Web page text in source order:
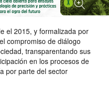
el 2015, y formalizada por
compromiso de diálogo
transparentando sus
en los procesos de
por parte del sector